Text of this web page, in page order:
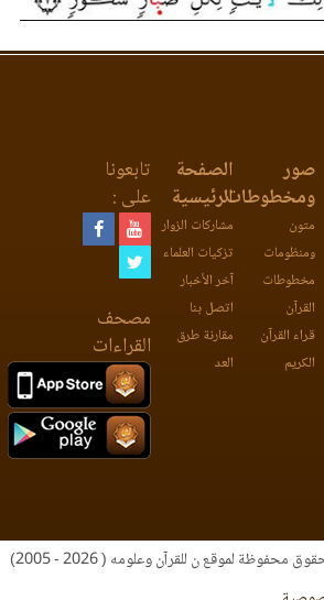
صور
ومخطوطات
متون
ومنظومات
مخطوطات
القرآن
قراء القرآن
الكريم
الصفحة
الرئيسية
مشاركات الزوار
تزكيات العلماء
آخر الأخبار
اتصل بنا
مقارنة طرق
العد
تابعونا
على :
مصحف
القراءات
محفوظة لموقع ن للقرآن وعلومه ( 2026 - 2005)